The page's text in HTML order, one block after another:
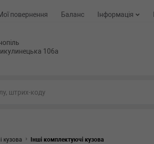
повернення Баланс Інформація
106а
кузова Інші комплектуючі кузова